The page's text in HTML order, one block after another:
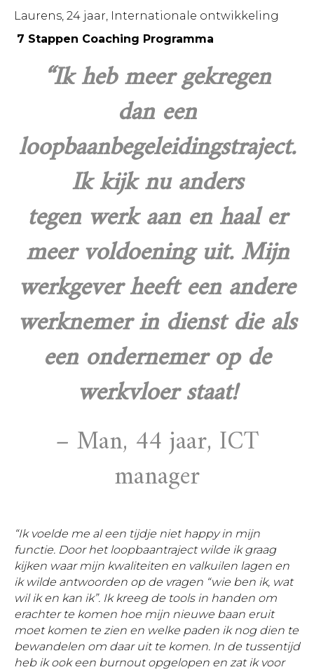
Laurens, 24 jaar, Internationale ontwikkeling
7 Stappen Coaching Programma
“Ik heb meer gekregen
dan een
loopbaanbegeleidingstraject.
Ik kijk nu anders
tegen werk aan en haal er
meer voldoening uit. Mijn
werkgever heeft een andere
werknemer in dienst die als
een ondernemer op de
werkvloer staat!
– Man, 44 jaar, ICT
manager
“Ik voelde me al een tijdje niet happy in mijn
functie. Door het loopbaantraject wilde ik graag
kijken waar mijn kwaliteiten en valkuilen lagen en
ik wilde antwoorden op de vragen “wie ben ik, wat
wil ik en kan ik”. Ik kreeg de tools in handen om
erachter te komen hoe mijn nieuwe baan eruit
moet komen te zien en welke paden ik nog dien te
bewandelen om daar uit te komen. In de tussentijd
heb ik ook een burnout opgelopen en zat ik voor